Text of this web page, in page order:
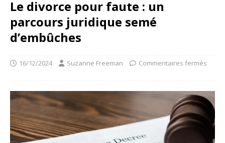
Le divorce pour faute : un
parcours juridique semé
d’embûches
16/12/2024 Suzanne Freeman Commentaires fermés